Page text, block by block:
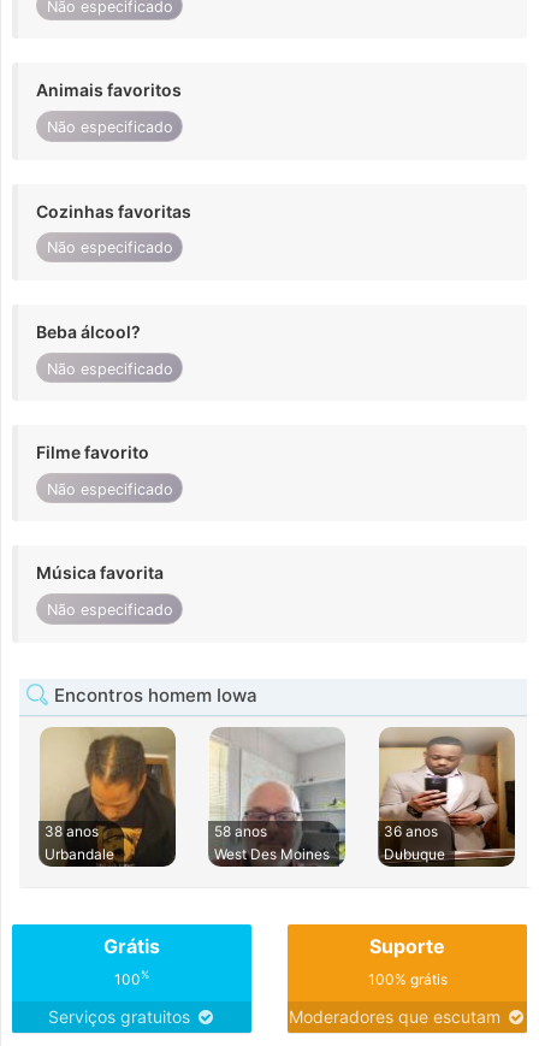
Não especificado
Animais favoritos
Não especificado
Cozinhas favoritas
Não especificado
Beba álcool?
Não especificado
Filme favorito
Não especificado
Música favorita
Não especificado
Encontros homem Iowa
38 anos
Urbandale
58 anos
West Des Moines
36 anos
Dubuque
Grátis
100%
Serviços gratuitos
Suporte
100% grátis
Moderadores que escutam